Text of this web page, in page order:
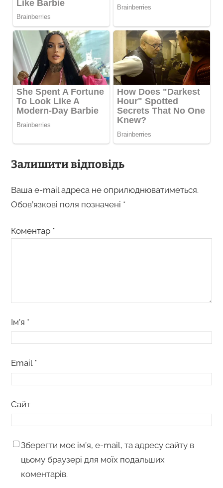
Залишити відповідь
Ваша e-mail адреса не оприлюднюватиметься.
Обов’язкові поля позначені *
Коментар *
Ім’я *
Email *
Сайт
Зберегти моє ім’я, e-mail, та адресу сайту в
цьому браузері для моїх подальших
коментарів.